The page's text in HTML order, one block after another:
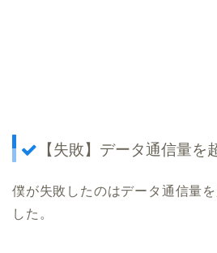
【失敗】データ通信量を
僕が失敗したのはデータ通信量
した。